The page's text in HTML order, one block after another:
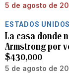
5 de agosto de
ESTADOS UNIDOS
La casa donde
Armstrong por
$430,000
5 de agosto de